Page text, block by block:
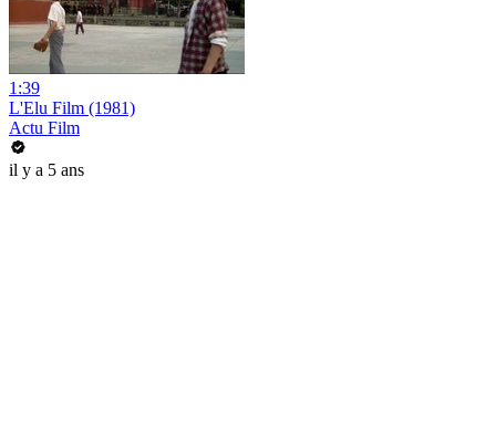
1:39
L'Elu Film (1981)
Actu Film
il y a 5 ans